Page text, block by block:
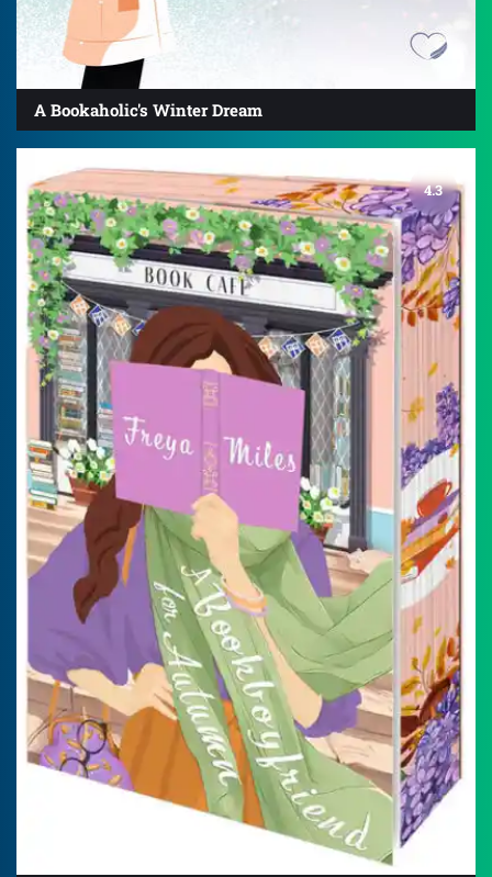
A Bookaholic's Winter Dream
4.3